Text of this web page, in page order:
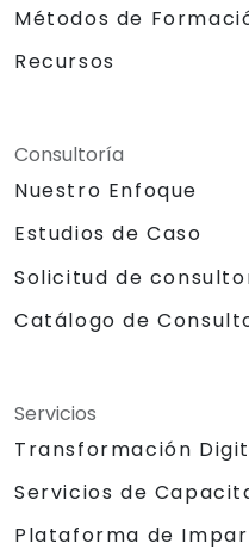
Métodos de
Recursos
Consultoría
Nuestro Enfoque
Estudios de Caso
Solicitud de
Catálogo de
Servicios
Transformación
Servicios de
Plataforma de